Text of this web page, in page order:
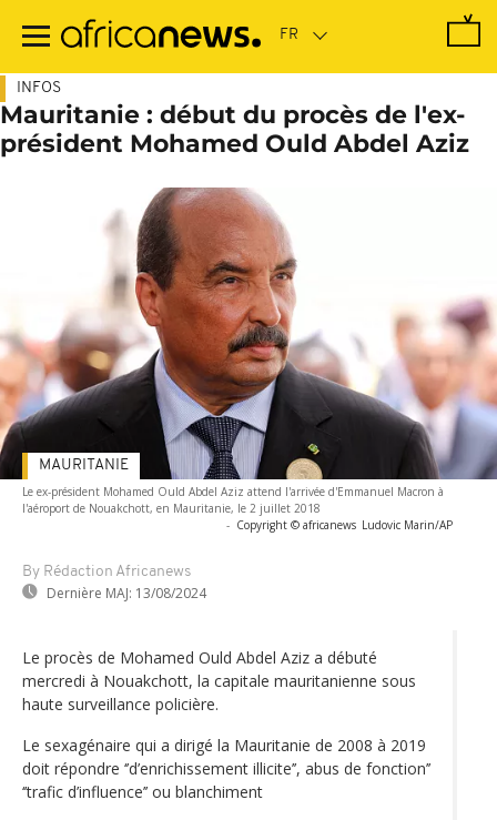
contenu
INFOS
Mauritanie : début du procès de l'ex-
président Mohamed Ould Abdel Aziz
Le ex-président Mohamed Ould Abdel Aziz attend l'arrivée d'Emmanuel Macron à
l'aéroport de Nouakchott, en Mauritanie, le 2 juillet 2018
- Copyright © africanews Ludovic Marin/AP
By Rédaction Africanews
Dernière MAJ: 13/08/2024
MAURITANIE
Le procès de Mohamed Ould Abdel Aziz a débuté
mercredi à Nouakchott, la capitale mauritanienne sous
haute surveillance policière.
Le sexagénaire qui a dirigé la Mauritanie de 2008 à 2019
doit répondre ‘’d’enrichissement illicite’’, abus de fonction’’
‘’trafic d’influence’’ ou blanchiment